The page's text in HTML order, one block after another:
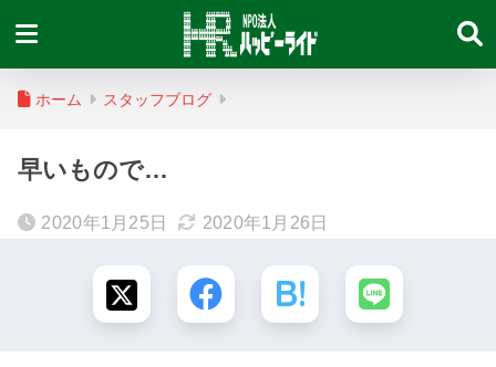
ホーム スタッフブログ
早いもので…
2020年1月25日 2020年1月26日